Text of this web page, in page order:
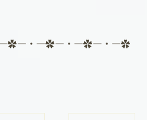
・―✿―・―✿―・―✿